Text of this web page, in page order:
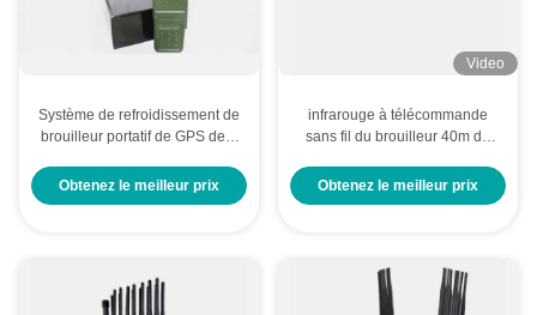
Système de refroidissement de
brouilleur portatif de GPS de 8
watts d'hauteur
Obtenez le meilleur prix
Video
infrarouge à télécommande
sans fil du brouilleur 40m de
Obtenez le meilleur prix